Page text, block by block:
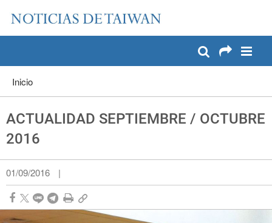
Pase a contenido principal
Inicio
ACTUALIDAD SEPTIEMBRE / OCTUBRE
2016
01/09/2016 |